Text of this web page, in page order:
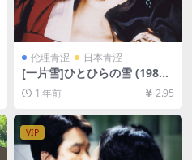
伦理青涩 日本青涩
[一片雪]ひとひらの雪 (1985)
[百度网盘+迅雷云盘720P高清
未删减资源][网盘下载][MP4/
4.5GB][中文字幕]【手机/平板
无法在线播放，请使用电脑下
载防和谐压缩包（含解压密
码）】
1 年前 2.95
VIP